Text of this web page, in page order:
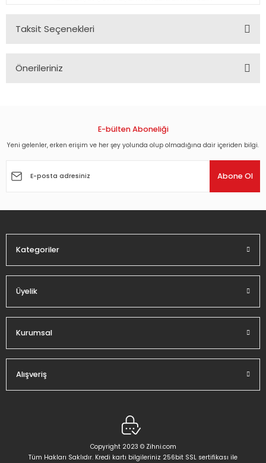
Taksit Seçenekleri
Önerileriniz
Görüş ve önerileriniz için teşekkür ederiz.
Ürün açıklamasında eksik bilgiler bulunuyor.
E-bülten Aboneliği
Yeni gelenler, erken erişim ve her şey yolunda olup olmadığına dair içeriden bilgi.
Abone Ol
Kategoriler
Üyelik
Kurumsal
Alışveriş
Copyright 2023 © Zihni.com
Tüm Hakları Saklıdır. Kredi kartı bilgileriniz 256bit SSL sertifikası ile